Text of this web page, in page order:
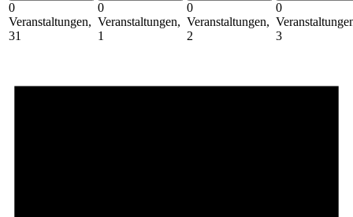
0
Veranstaltungen,
31
0
Veranstaltungen,
1
0
Veranstaltungen,
2
0
3